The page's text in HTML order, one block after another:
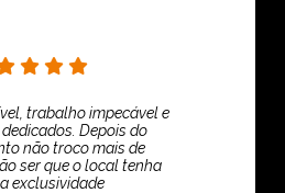
trabalho impecável e
Depois do
não troco mais de
ser que o local tenha
exclusividade